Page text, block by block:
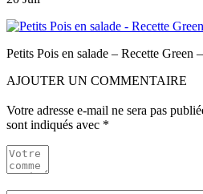
Petits Pois en salade – Recette Green
AJOUTER UN COMMENTAIRE
Votre adresse e-mail ne sera pas
sont indiqués avec *